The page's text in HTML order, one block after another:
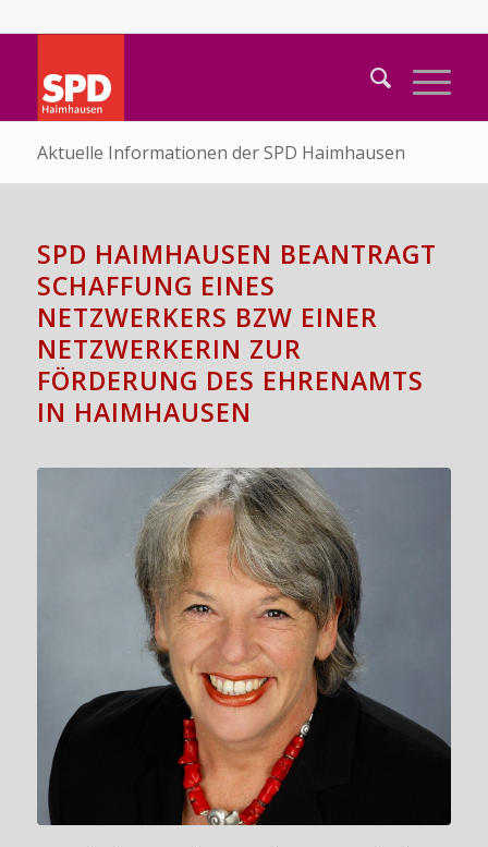
Aktuelle Informationen der SPD Haimhausen
SPD HAIMHAUSEN BEANTRAGT
SCHAFFUNG EINES
NETZWERKERS BZW EINER
NETZWERKERIN ZUR
FÖRDERUNG DES EHRENAMTS
IN HAIMHAUSEN